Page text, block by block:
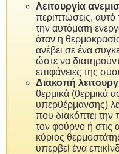
Λειτουργία
περιπτώσεις, αυτό
την αυτόματη
όταν η
ανέβει σε ένα
ώστε να
επιφάνειες της
Διακοπή
θερμικά (θερμικά
υπερθέρμανσης)
που διακόπτει
τον φούρνο ή στις
κύριος
υπερβεί ένα